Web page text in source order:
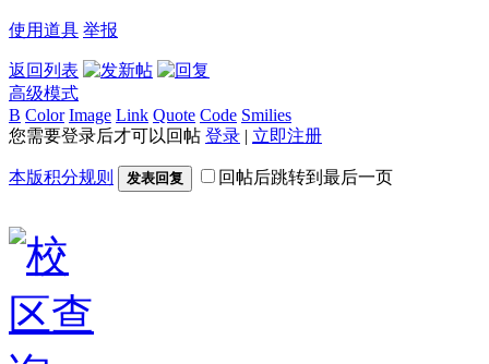
使用道具 举报
返回列表
高级模式
B Color Image Link Quote Code Smilies
您需要登录后才可以回帖 登录 | 立即注册
本版积分规则 发表回复 回帖后跳转到最后一页